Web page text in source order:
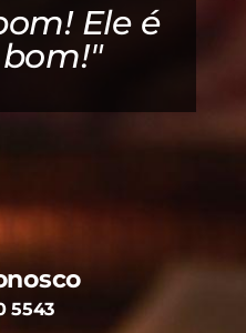
Ele é
5543